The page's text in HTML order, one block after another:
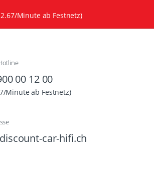
2.67/Minute ab Festnetz)
00 12 00
Minute ab Festnetz)
car-hifi.ch